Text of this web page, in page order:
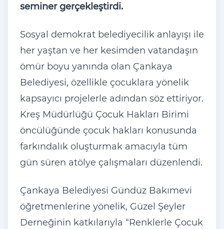
seminer gerçekleştirdi.
Sosyal demokrat belediyecilik anlayışı ile
her yaştan ve her kesimden vatandaşın
ömür boyu yanında olan Çankaya
Belediyesi, özellikle çocuklara yönelik
kapsayıcı projelerle adından söz ettiriyor.
Kreş Müdürlüğü Çocuk Hakları Birimi
öncülüğünde çocuk hakları konusunda
farkındalık oluşturmak amacıyla tüm
gün süren atölye çalışmaları düzenlendi.
Çankaya Belediyesi Gündüz Bakımevi
öğretmenlerine yönelik, Güzel Şeyler
Derneğinin katkılarıyla “Renklerle Çocuk